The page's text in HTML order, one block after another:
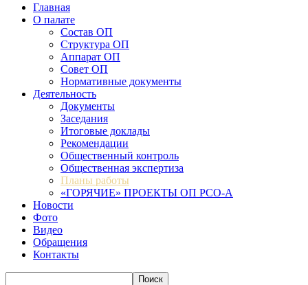
Главная
О палате
Состав ОП
Структура ОП
Аппарат ОП
Совет ОП
Нормативные документы
Деятельность
Документы
Заседания
Итоговые доклады
Рекомендации
Общественный контроль
Общественная экспертиза
Планы работы
«ГОРЯЧИЕ» ПРОЕКТЫ ОП РСО-А
Новости
Фото
Видео
Обращения
Контакты